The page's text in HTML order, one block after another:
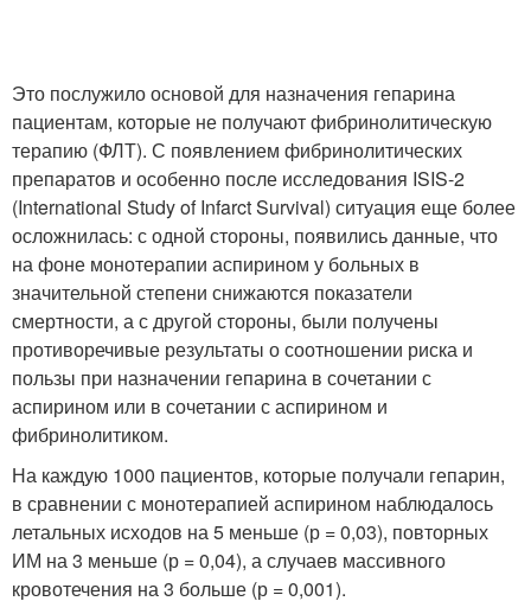
Это послужило основой для назначения гепарина
пациентам, которые не получают фибринолитическую
терапию (ФЛТ). С появлением фибринолитических
препаратов и особенно после исследования ISIS-2
(International Study of Infarct Survival) ситуация еще более
осложнилась: с одной стороны, появились данные, что
на фоне монотерапии аспирином у больных в
значительной степени снижаются показатели
смертности, а с другой стороны, были получены
противоречивые результаты о соотношении риска и
пользы при назначении гепарина в сочетании с
аспирином или в сочетании с аспирином и
фибринолитиком.
На каждую 1000 пациентов, которые получали гепарин,
в сравнении с монотерапией аспирином наблюдалось
летальных исходов на 5 меньше (р = 0,03), повторных
ИМ на 3 меньше (р = 0,04), а случаев массивного
кровотечения на 3 больше (р = 0,001).